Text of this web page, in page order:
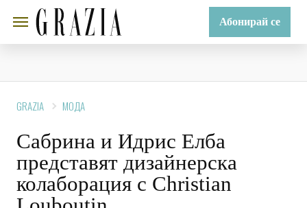
Абонирай се
GRAZIA МОДА
Сабрина и Идрис Елба
представят дизайнерска
колаборация с Christian